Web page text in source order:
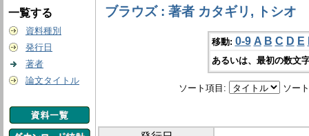
一覧する
資料種別
発行日
著者
論文タイトル
ブラウズ : 著者 カタギリ, トシオ
移動: 0-9 A B C D E
あるいは、最初の数文
ソート項目: ソー